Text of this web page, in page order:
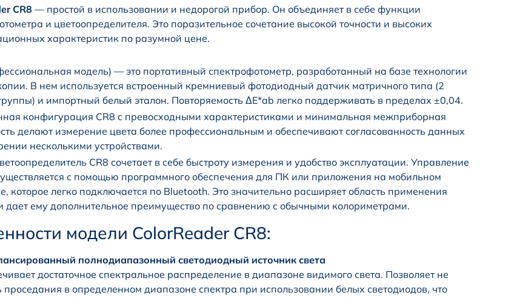
CR8 — простой в использовании и недорогой прибор. Он объединяет в себе функции
и цветоопределителя. Это поразительное сочетание высокой точности и высоких
характеристик по разумной цене.
модель) — это портативный спектрофотометр, разработанный на базе технологии
В нем используется встроенный кремниевый фотодиодный датчик матричного типа (2
и импортный белый эталон. Повторяемость ΔE*ab легко поддерживать в пределах ±0,04.
конфигурация CR8 с превосходными характеристиками и минимальная межприборная
делают измерение цвета более профессиональным и обеспечивают согласованность данных
несколькими устройствами.
CR8 сочетает в себе быстроту измерения и удобство эксплуатации. Управление
с помощью программного обеспечения для ПК или приложения на мобильном
которое легко подключается по Bluetooth. Это значительно расширяет область применения
дает ему дополнительное преимущество по сравнению с обычными колориметрами.
модели ColorReader CR8:
полнодиапазонный светодиодный источник света
достаточное спектральное распределение в диапазоне видимого света. Позволяет не
проседания в определенном диапазоне спектра при использовании белых светодиодов, что